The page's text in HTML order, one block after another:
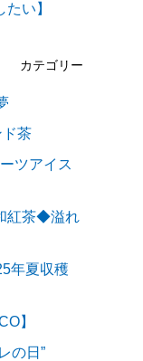
たい】
カテゴリー
茶
ツアイス
紅茶◆溢れ
年夏収穫
】
の日”